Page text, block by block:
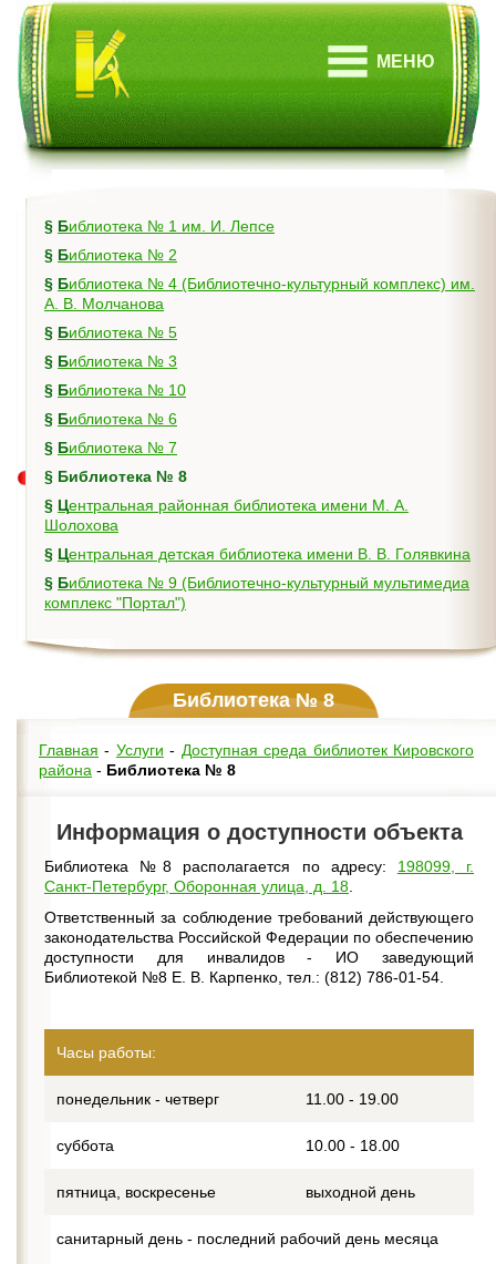
МЕНЮ
§
Библиотека № 1 им. И. Лепсе
§
Библиотека № 2
§ Библиотека № 4 (Библиотечно-культурный комплекс) им.
А. В. Молчанова
§
Библиотека № 5
§
Библиотека № 3
§
Библиотека № 10
§
Библиотека № 6
§
Библиотека № 7
§
Библиотека № 8
§ Центральная районная библиотека имени М. А.
Шолохова
§
Центральная детская библиотека имени В. В. Голявкина
§ Библиотека № 9 (Библиотечно-культурный мультимедиа
комплекс "Портал")
Библиотека № 8
Главная - Услуги - Доступная среда библиотек Кировского
района - Библиотека № 8
Информация о доступности объекта
Библиотека №8 располагается по адресу: 198099, г.
Санкт-Петербург, Оборонная улица, д. 18
Ответственный за соблюдение требований действующего
законодательства Российской Федерации по обеспечению
доступности для инвалидов - ИО заведующий
Библиотекой №8 Е. В. Карпенко , тел.: (812) 786-01-54.
Часы работы:
понедельник - четверг 11.00 - 19.00
суббота 10.00 - 18.00
пятница, воскресенье выходной день
санитарный день - последний рабочий день месяца